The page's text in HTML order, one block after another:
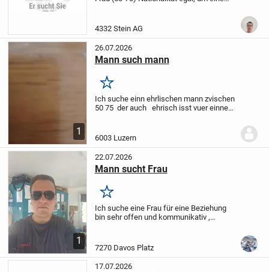
Nachricht.
4332 Stein AG
1
26.07.2026
Mann such mann
Merken
Ich suche einn ehrlischen mann zvischen
50 75 der auch ehrisch isst vuer einne
6003 Luzern
1
22.07.2026
Mann sucht Frau
Merken
Ich suche eine Frau für eine Beziehung
bin sehr offen und kommunikativ ,
Liebe Grüsse Stefan .
7270 Davos Platz
17.07.2026